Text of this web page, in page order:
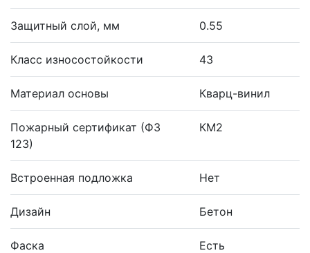
Защитный слой, мм 0.55
Класс износостойкости 43
Материал основы Кварц-винил
Пожарный сертификат (ФЗ
123)
КМ2
Встроенная подложка Нет
Дизайн Бетон
Фаска Есть